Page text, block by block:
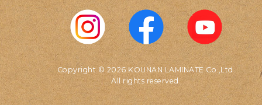
Copyright © 2026 KOUNAN LAMINATE Co.,Ltd.
All rights reserved.